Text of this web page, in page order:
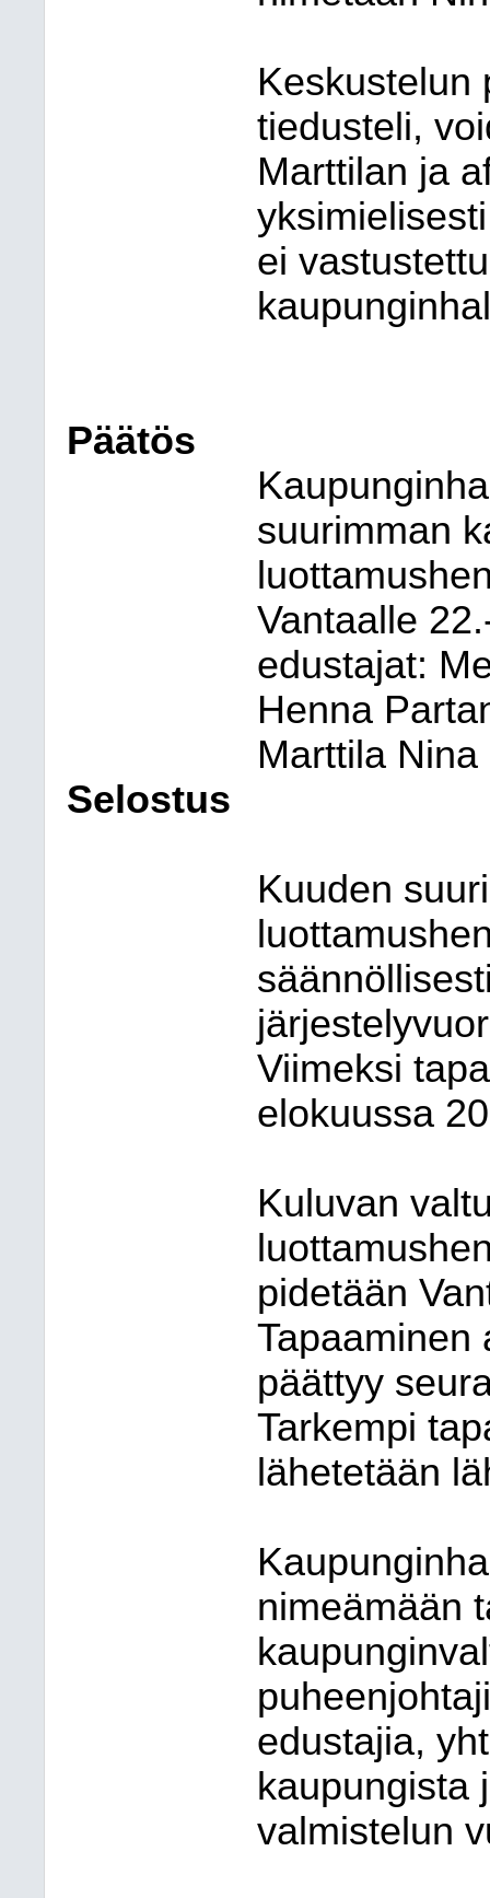
Keskustelun
tiedusteli,
Marttilan ja
ei
Päätös
suurimman
Vantaalle
edustajat:
Henna
Marttila
Selostus
Kuuden
Viimeksi
elokuussa
Kuluvan
pidetään
Tapaaminen
päättyy
Tarkempi
lähetetään
nimeämään
edustajia,
kaupungista
valmistelun